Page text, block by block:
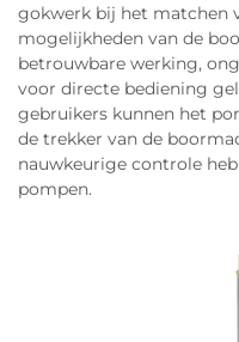
gokwerk bij het matchen
mogelijkheden van de
betrouwbare werking,
voor directe bediening
gebruikers kunnen het
de trekker van de
nauwkeurige controle
pompen.